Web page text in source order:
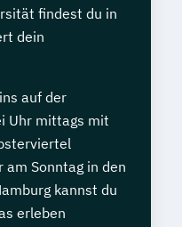
findest du in
dein
auf der
Uhr mittags mit
am Sonntag in den
kannst du
erleben